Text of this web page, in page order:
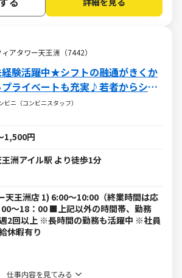
アタワー天王洲（7442）
験活躍中★シフトの融通がきくか
プライベートも充実♪若者からシニ
方まで幅広く活躍中
ビニ（コンビニスタッフ）
1,500円
洲アイル駅 より徒歩1分
天王洲店 1) 6:00～10:00（終業時間は応
～18：00 ■上記以外の時間帯、勤務
2回以上 ※長時間の勤務も活躍中 ※社員
休暇有り
仕事内容を見てみる